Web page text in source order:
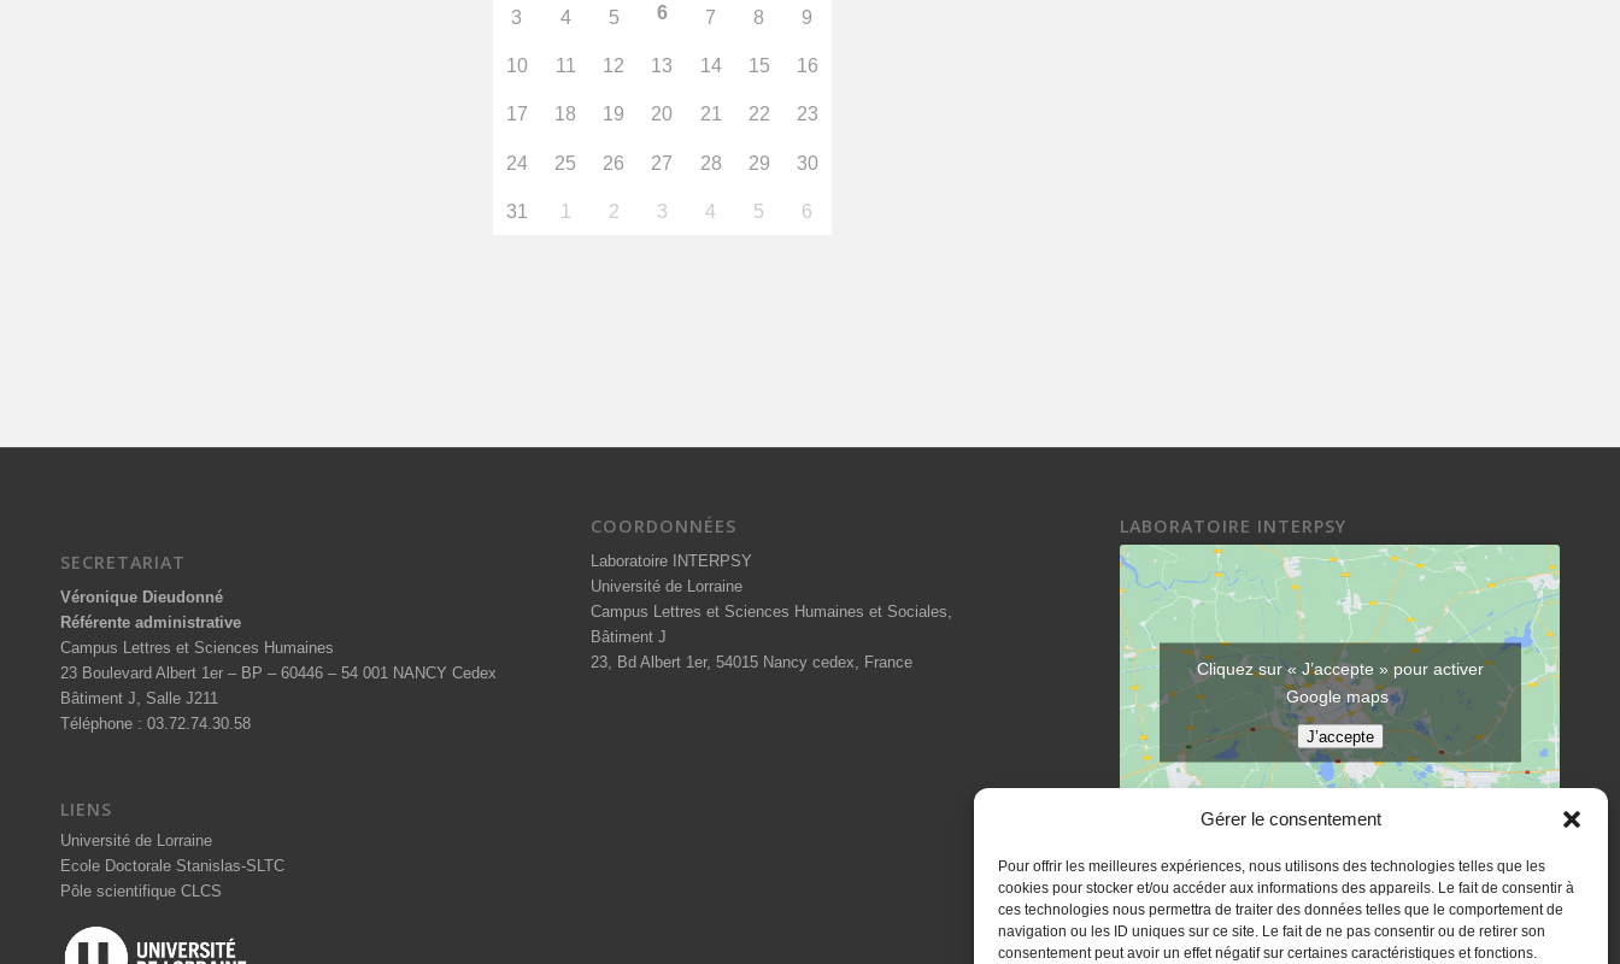
Gérer le consentement
Pour offrir les meilleures expériences, nous utilisons des technologies telles que les
cookies pour stocker et/ou accéder aux informations des appareils. Le fait de consentir à
ces technologies nous permettra de traiter des données telles que le comportement de
navigation ou les ID uniques sur ce site. Le fait de ne pas consentir ou de retirer son
consentement peut avoir un effet négatif sur certaines caractéristiques et fonctions.
3 4 5 6 7 8 9
10 11 12 13 14 15 16
17 18 19 20 21 22 23
24 25 26 27 28 29 30
31 1 2 3 4 5 6
SECRETARIAT
Véronique Dieudonné
Référente administrative
Campus Lettres et Sciences Humaines
23 Boulevard Albert 1er – BP – 60446 – 54 001 NANCY Cedex
Bâtiment J, Salle J211
Téléphone : 03.72.74.30.58
LIENS
Université de Lorraine
Ecole Doctorale Stanislas-SLTC
Pôle scientifique CLCS
COORDONNÉES
Laboratoire INTERPSY
Université de Lorraine
Campus Lettres et Sciences Humaines et Sociales,
Bâtiment J
23, Bd Albert 1er, 54015 Nancy cedex, France
LABORATOIRE INTERPSY
Cliquez sur « J’accepte » pour activer
Google maps
J’accepte